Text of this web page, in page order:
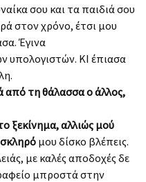
σου και τα παιδιά σου
στον χρόνο, έτσι μου
Έγινα
υπολογιστών. ΚΙ έπιασα
από τη θάλασσα ο άλλος,
ξεκίνημα, αλλιώς μού
μου δίσκο βλέπεις.
με καλές αποδοχές δε
μπροστά στην